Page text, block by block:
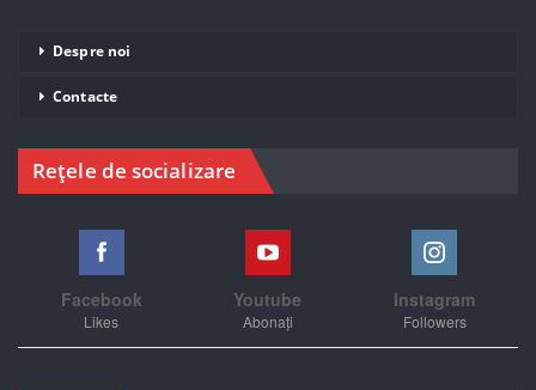
Despre noi
Contacte
Rețele de socializare
Facebook
Likes
Youtube
Abonați
Instagram
Followers